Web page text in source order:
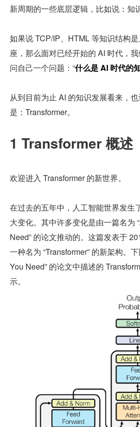
新周期的一些底层逻辑，比如说：知
如果说 TCP/IP、HTML 等知识结构
座，那么面对已经开始的 AI 时代，
问自己一个问题：“什么是 AI 时代的
从到目前为止 AI 的知识发展看来，
是：Transformer。
1 Transformer 概述
欢迎进入 Transformer 的新世界。
在过去的五年中，人工智能世界发生
大变化。其中许多变化是由一篇名为
Need” 的论文推动的。这篇发表于
一种名为 “Transformer” 的新架构。
You Need” 的论文中描述的
示。